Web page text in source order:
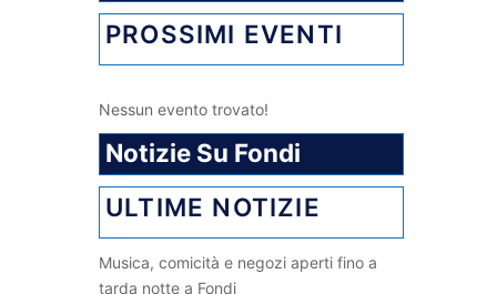
PROSSIMI EVENTI
Nessun evento trovato!
Notizie Su Fondi
ULTIME NOTIZIE
Musica, comicità e negozi aperti fino a
tarda notte a Fondi